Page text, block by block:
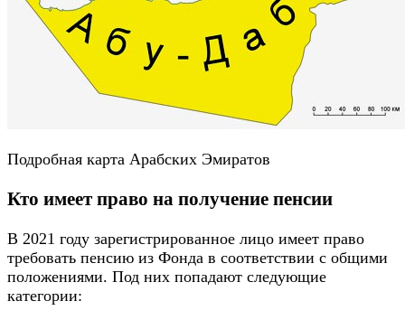
Подробная карта Арабских Эмиратов
Кто имеет право на получение пенсии
В 2021 году зарегистрированное лицо имеет право
требовать пенсию из Фонда в соответствии с общими
положениями. Под них попадают следующие
категории: